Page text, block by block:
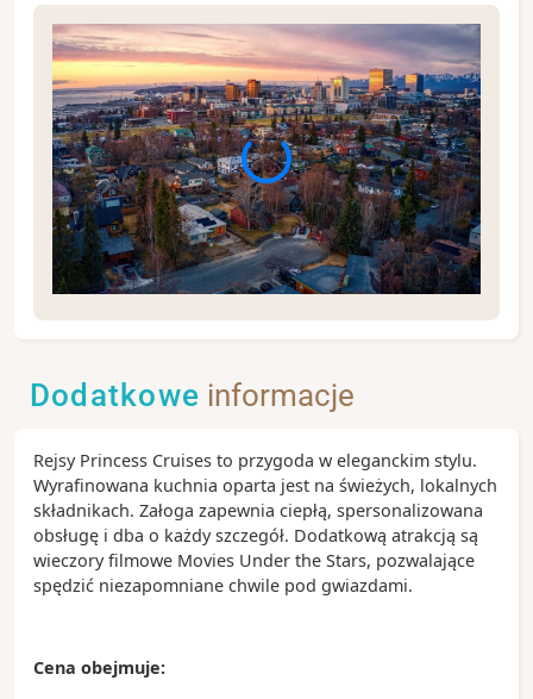
.
Dodatkowe informacje
Rejsy Princess Cruises to przygoda w eleganckim stylu.
Wyrafinowana kuchnia oparta jest na świeżych, lokalnych
składnikach. Załoga zapewnia ciepłą, spersonalizowana
obsługę i dba o każdy szczegół. Dodatkową atrakcją są
wieczory filmowe Movies Under the Stars, pozwalające
spędzić niezapomniane chwile pod gwiazdami.
Cena obejmuje: